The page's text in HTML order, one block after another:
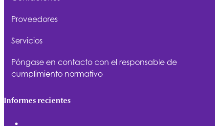
Proveedores
Servicios
Póngase en contacto con el responsable de
cumplimiento normativo
Informes recientes